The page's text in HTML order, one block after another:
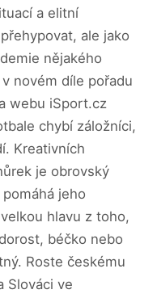
a elitní
ale jako
nějakého
novém díle pořadu
webu iSport.cz
chybí záložníci,
Kreativních
je obrovský
jeho
hlavu z toho,
béčko nebo
Roste českému
Slováci ve